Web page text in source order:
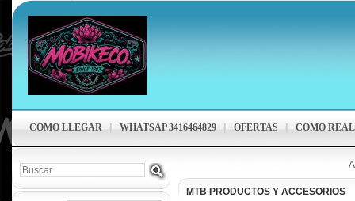
COMO LLEGAR WHATSAP 3416464829 OFERTAS COMO
MTB PRODUCTOS Y ACCESORIOS